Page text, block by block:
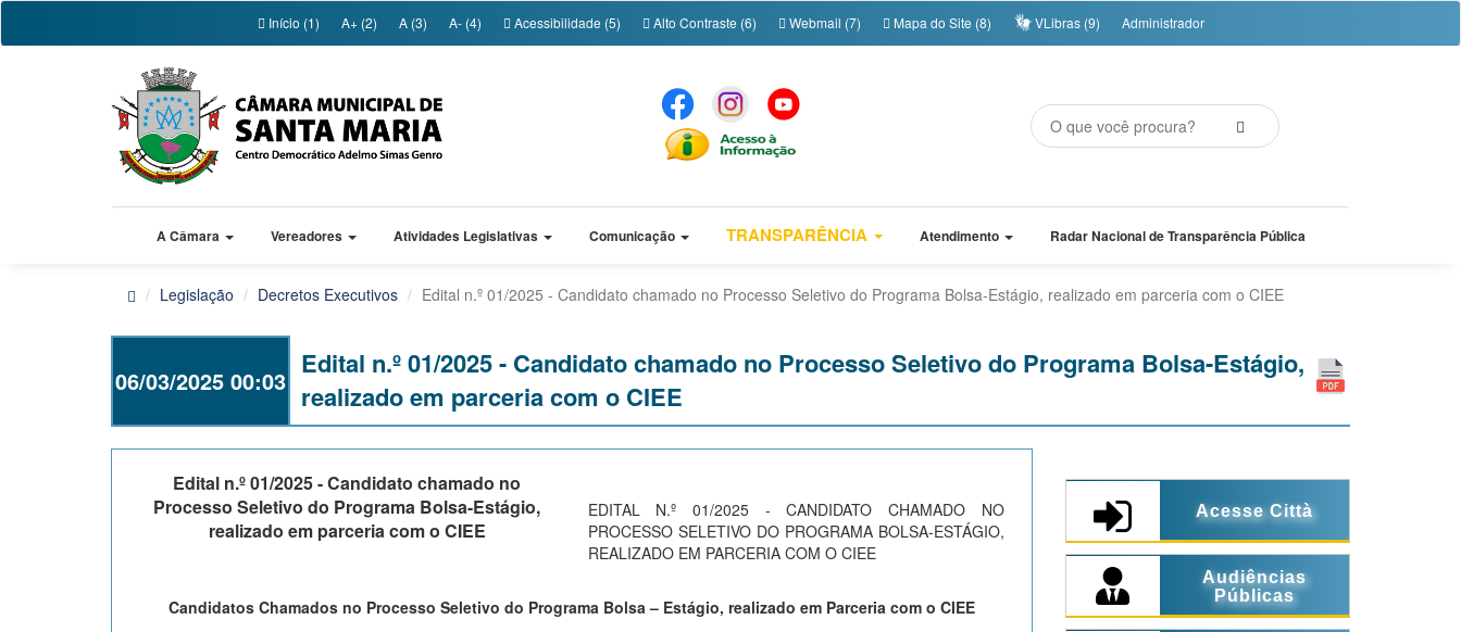
Início (1) A+ (2) A (3) A- (4) Acessibilidade (5) Alto Contraste (6) Webmail (7) Mapa do Site (8) VLibras (9) Administrador
A Câmara Vereadores Atividades Legislativas Comunicação TRANSPARÊNCIA Atendimento Radar Nacional de Transparência Pública
Legislação Decretos Executivos Edital n.º 01/2025 - Candidato chamado no Processo Seletivo do Programa Bolsa-Estágio, realizado em parceria com o CIEE
06/03/2025 00:03
Edital n.º 01/2025 - Candidato chamado no Processo Seletivo do Programa Bolsa-Estágio,
realizado em parceria com o CIEE
Edital n.º 01/2025 - Candidato chamado no
Processo Seletivo do Programa Bolsa-Estágio,
realizado em parceria com o CIEE
EDITAL N.º 01/2025 - CANDIDATO CHAMADO NO
PROCESSO SELETIVO DO PROGRAMA BOLSA-ESTÁGIO,
REALIZADO EM PARCERIA COM O CIEE
Candidatos Chamados no Processo Seletivo do Programa Bolsa – Estágio, realizado em Parceria com o CIEE
Acesse Città
Audiências
Públicas